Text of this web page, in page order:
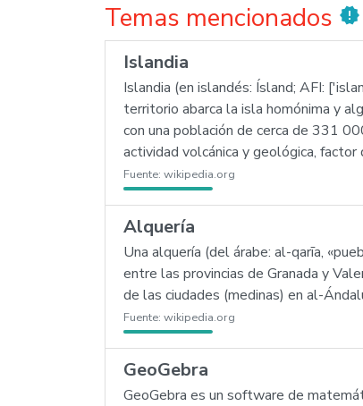
Temas mencionados new_releases
Islandia
Islandia (en islandés: Ísland; AFI:
territorio abarca la isla homónima y
con una población de cerca de 331
actividad volcánica y geológica,
Fuente: wikipedia.org
Alquería
Una alquería (del árabe: al-qarīa,
entre las provincias de Granada y
de las ciudades (medinas) en al-
Fuente: wikipedia.org
GeoGebra
GeoGebra es un software de